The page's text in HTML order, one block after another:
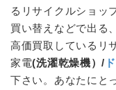
るリサイクルショッ
買い替えなどで出る
高価買取しているリ
家電(洗濯乾燥機）/
下さい。あなたにと